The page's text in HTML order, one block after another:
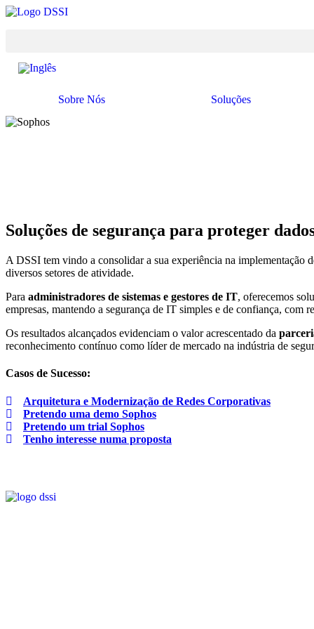
Pular
Sobre Nós Soluções
Soluções de segurança para proteger
A DSSI tem vindo a consolidar a sua experiência na implementação
diversos setores de atividade.
Para administradores de sistemas e gestores de IT, oferecemos
empresas, mantendo a segurança de IT simples e de confiança, com
Os resultados alcançados evidenciam o valor acrescentado da
reconhecimento contínuo como líder de mercado na indústria de
Casos de Sucesso:
Arquitetura e Modernização de Redes Corporativas
Pretendo uma demo Sophos
Pretendo um trial Sophos
Tenho interesse numa proposta